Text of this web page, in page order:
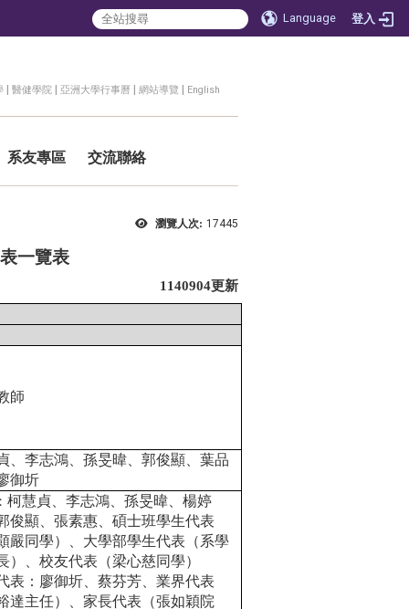
Language 登入
| 醫健學院 | 亞洲大學行事曆 | 網站導覽 | English
系友專區 交流聯絡
瀏覽人次: 17445
一覽表
1140904更新
師
、李志鴻、孫旻暐 、郭俊顯
葉品
御圻
柯慧貞、李志鴻、孫旻暐、楊婷
俊顯、張素惠、碩士班學生代表
嚴同學）、大學部學生代表（系學
）、校友代表（梁心慈同學）
表：廖御圻、蔡芬芳、業界代表
達主任）、家長代表（張如穎院